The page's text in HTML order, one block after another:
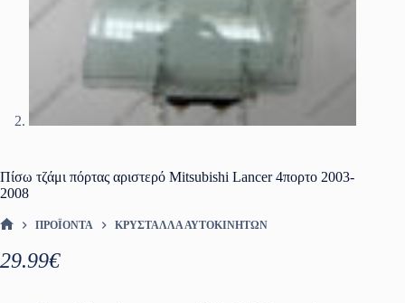
Πίσω τζάμι πόρτας αριστερό Mitsubishi Lancer 4πορτο 2003-
2008
ΠΡΟΪΌΝΤΑ ΚΡΎΣΤΑΛΛΑ ΑΥΤΟΚΙΝΉΤΩΝ
29.99€